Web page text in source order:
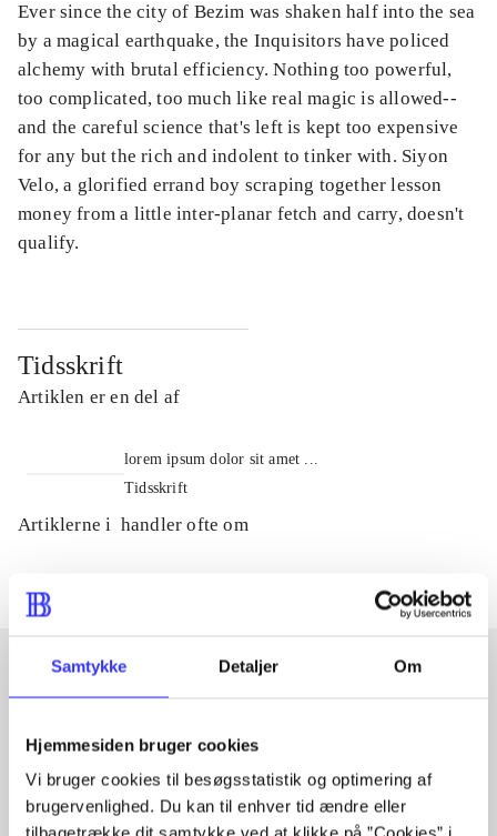
Samtykke Detaljer Om
Hjemmesiden bruger cookies
Vi bruger cookies til besøgsstatistik og optimering af
brugervenlighed. Du kan til enhver tid ændre eller
Ever since the city of Bezim was shaken half into the sea
by a magical earthquake, the Inquisitors have policed
alchemy with brutal efficiency. Nothing too powerful,
too complicated, too much like real magic is allowed--
and the careful science that's left is kept too expensive
for any but the rich and indolent to tinker with. Siyon
Velo, a glorified errand boy scraping together lesson
money from a little inter-planar fetch and carry, doesn't
qualify.
Tidsskrift
Artiklen er en del af
lorem ipsum dolor sit amet ...
Tidsskrift
Artiklerne i handler ofte om
Fra